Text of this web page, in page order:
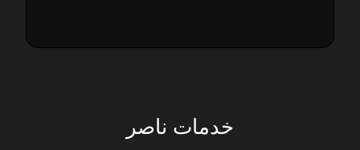
خدمات ناصر